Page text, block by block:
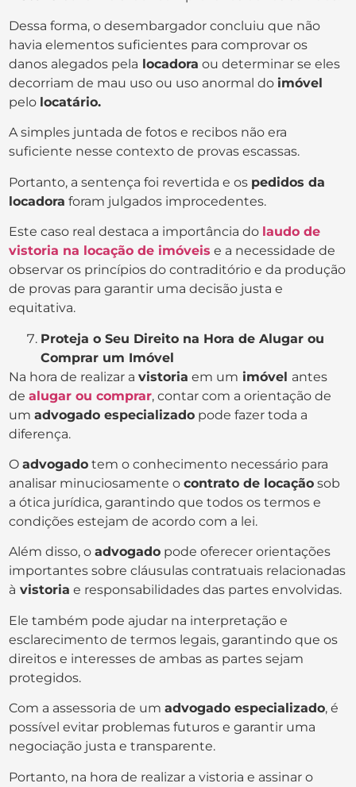
Dessa forma, o desembargador concluiu que não
havia elementos suficientes para comprovar os
danos alegados pela locadora ou determinar se eles
decorriam de mau uso ou uso anormal do imóvel
pelo locatário.
A simples juntada de fotos e recibos não era
suficiente nesse contexto de provas escassas.
Portanto, a sentença foi revertida e os pedidos da
locadora foram julgados improcedentes.
Este caso real destaca a importância do laudo de
vistoria na locação de imóveis e a necessidade de
observar os princípios do contraditório e da produção
de provas para garantir uma decisão justa e
equitativa.
Proteja o Seu Direito na Hora de Alugar ou
Comprar um Imóvel
Na hora de realizar avistoria em um imóvel antes
de alugar ou comprar, contar com a orientação de
umadvogado especializado pode fazer toda a
diferença.
Oadvogado tem o conhecimento necessário para
analisar minuciosamente ocontrato de locação sob
a ótica jurídica, garantindo que todos os termos e
condições estejam de acordo com a lei.
Além disso, oadvogado pode oferecer orientações
importantes sobre cláusulas contratuais relacionadas
à vistoria e responsabilidades das partes envolvidas.
Ele também pode ajudar na interpretação e
esclarecimento de termos legais, garantindo que os
direitos e interesses de ambas as partes sejam
protegidos.
Com a assessoria de umadvogado especializado, é
possível evitar problemas futuros e garantir uma
negociação justa e transparente.
Portanto, na hora de realizar a vistoria e assinar o